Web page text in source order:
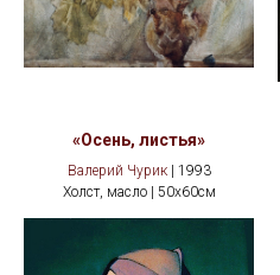
«Осень, листья»
Валерий Чурик| 1993
Холст, масло | 50x60см